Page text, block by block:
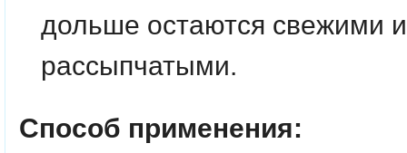
дольше остаются свежими и
рассыпчатыми.
Способ применения: